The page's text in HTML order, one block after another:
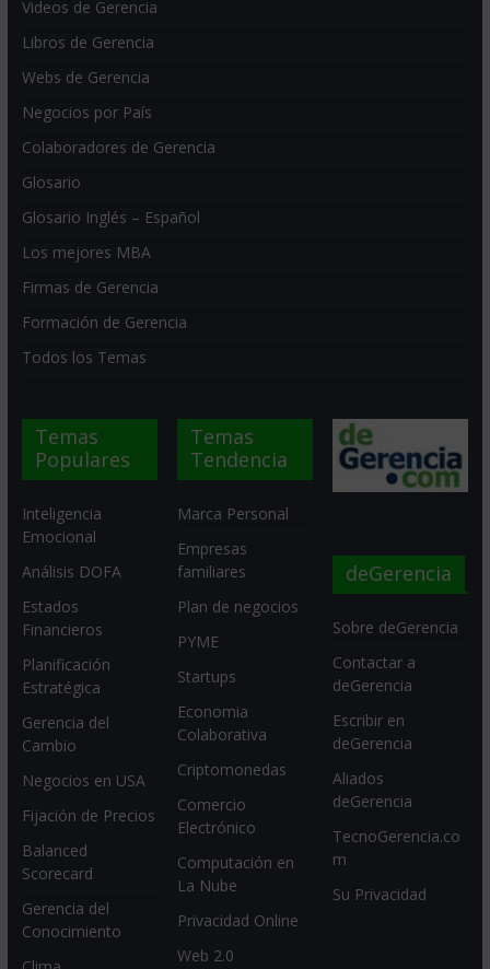
Videos de Gerencia
Libros de Gerencia
Webs de Gerencia
Negocios por País
Colaboradores de Gerencia
Glosario
Glosario Inglés – Español
Los mejores MBA
Firmas de Gerencia
Formación de Gerencia
Todos los Temas
Temas
Populares
Inteligencia
Emocional
Análisis DOFA
Estados
Financieros
Planificación
Estratégica
Gerencia del
Cambio
Negocios en USA
Fijación de Precios
Balanced
Scorecard
Gerencia del
Conocimiento
Temas
Tendencia
Marca Personal
Empresas
familiares
Plan de negocios
PYME
Startups
Economia
Colaborativa
Criptomonedas
Comercio
Electrónico
Computación en
La Nube
Privacidad Online
Web 2.0
deGerencia
Sobre deGerencia
Contactar a
deGerencia
Escribir en
deGerencia
Aliados
deGerencia
TecnoGerencia.co
m
Su Privacidad